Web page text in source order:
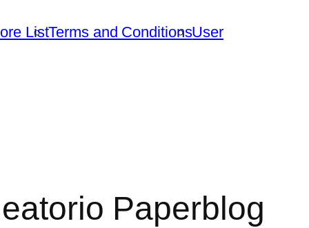
ListTerms and ConditionsUser
Paperblog